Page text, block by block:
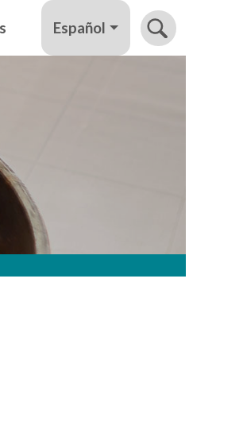
Español